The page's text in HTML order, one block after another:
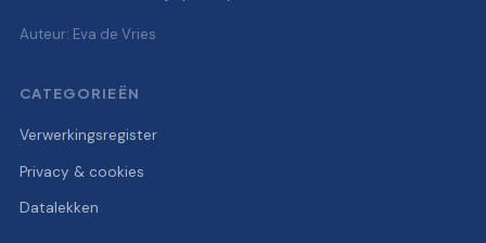
Auteur: Eva de Vries
CATEGORIEËN
Verwerkingsregister
Privacy & cookies
Datalekken